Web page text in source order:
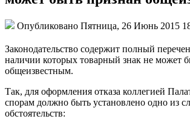
Опубликовано Пятница, 26 Июнь 2015
Законодательство содержит полный
наличии которых товарный знак не может
общеизвестным.
Так, для оформления отказа коллегией
спорам должно быть установлено одно из
обстоятельств: